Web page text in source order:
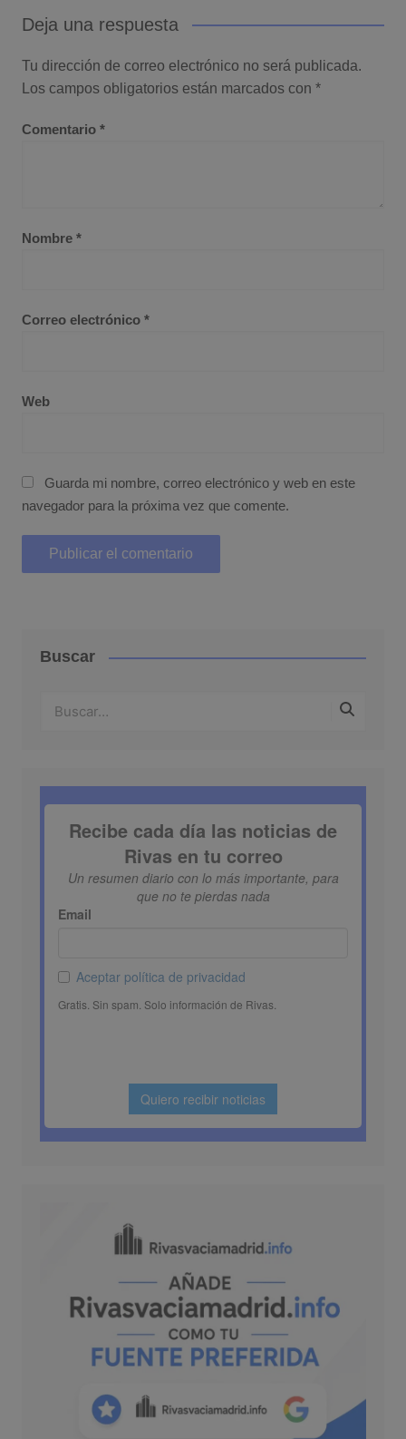
Deja una respuesta
Tu dirección de correo electrónico no será publicada.
Los campos obligatorios están marcados con *
Comentario *
Nombre *
Correo electrónico *
Web
Guarda mi nombre, correo electrónico y web en este
navegador para la próxima vez que comente.
Buscar